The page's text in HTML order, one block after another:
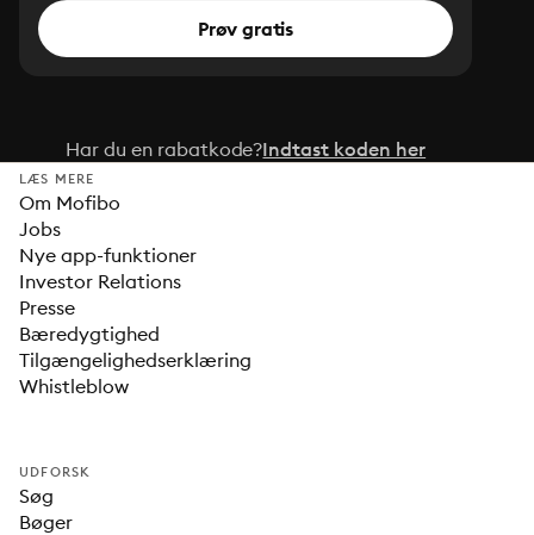
Prøv gratis
Har du en rabatkode?Indtast koden her
LÆS MERE
Om Mofibo
Jobs
Nye app-funktioner
Investor Relations
Presse
Bæredygtighed
Tilgængelighedserklæring
Whistleblow
UDFORSK
Søg
Bøger